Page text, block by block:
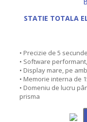
STATIE TOTALA
• Precizie de 5
• Software
• Display mare, pe
• Memorie interna de
• Domeniu de lucru
prisma